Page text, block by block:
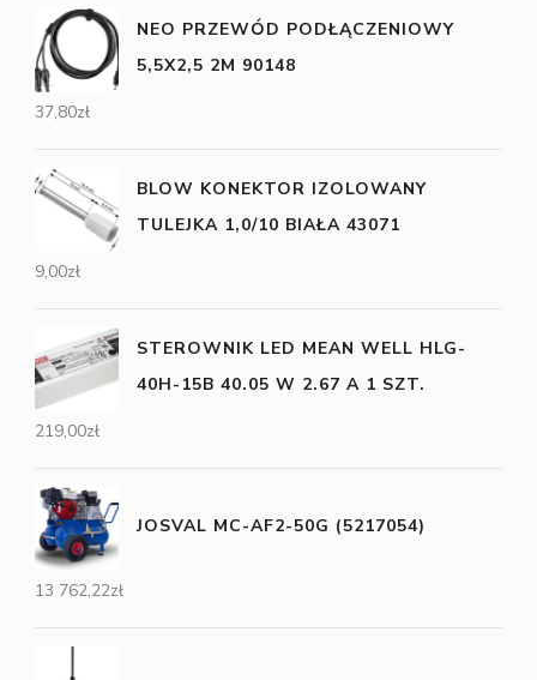
NEO PRZEWÓD PODŁĄCZENIOWY
5,5X2,5 2M 90148
37,80zł
BLOW KONEKTOR IZOLOWANY
TULEJKA 1,0/10 BIAŁA 43071
9,00zł
STEROWNIK LED MEAN WELL HLG-
40H-15B 40.05 W 2.67 A 1 SZT.
219,00zł
JOSVAL MC-AF2-50G (5217054)
13 762,22zł